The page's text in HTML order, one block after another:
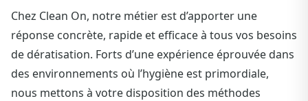
Chez Clean On, notre métier est d’apporter une
réponse concrète, rapide et efficace à tous vos besoins
de dératisation. Forts d’une expérience éprouvée dans
des environnements où l’hygiène est primordiale,
nous mettons à votre disposition des méthodes